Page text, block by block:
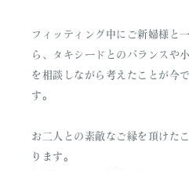
フィッティング中にご新婦様と
ら、タキシードとのバランスや
を相談しながら考えたことが今
す。
お二人との素敵なご縁を頂けた
ります。